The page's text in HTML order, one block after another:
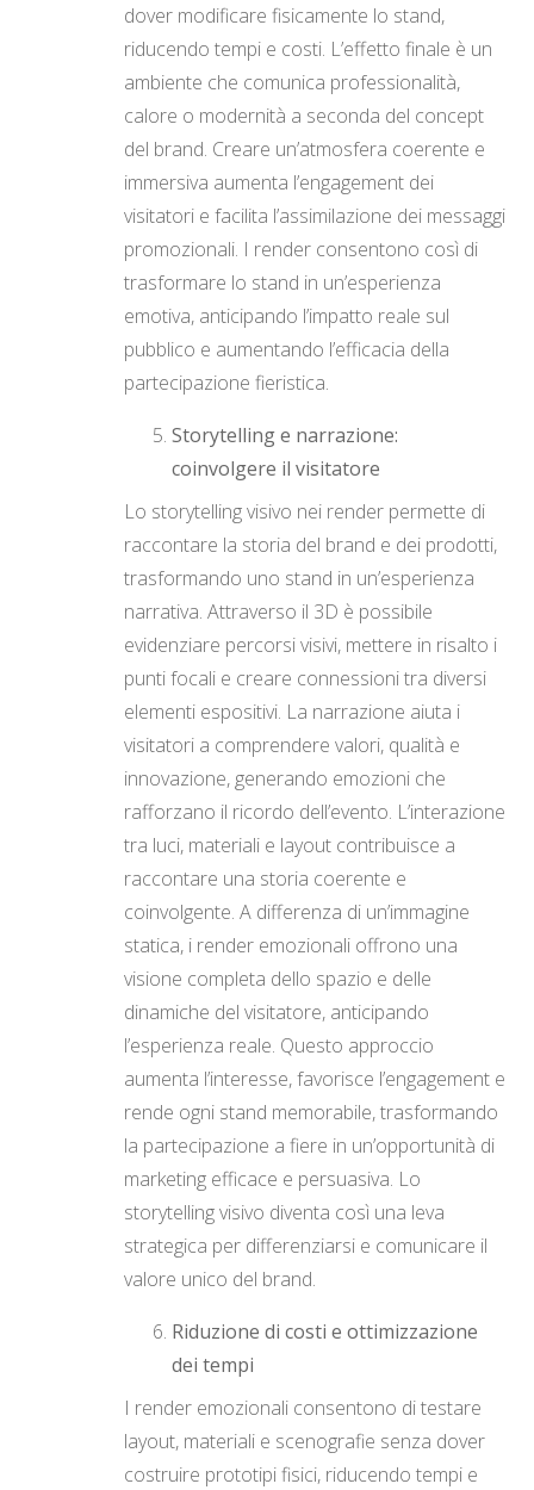
dover modificare fisicamente lo stand,
riducendo tempi e costi. L’effetto finale è un
ambiente che comunica professionalità,
calore o modernità a seconda del concept
del brand. Creare un’atmosfera coerente e
immersiva aumenta l’engagement dei
visitatori e facilita l’assimilazione dei messaggi
promozionali. I render consentono così di
trasformare lo stand in un’esperienza
emotiva, anticipando l’impatto reale sul
pubblico e aumentando l’efficacia della
partecipazione fieristica.
Storytelling e narrazione:
coinvolgere il visitatore
Lo storytelling visivo nei render permette di
raccontare la storia del brand e dei prodotti,
trasformando uno stand in un’esperienza
narrativa. Attraverso il 3D è possibile
evidenziare percorsi visivi, mettere in risalto i
punti focali e creare connessioni tra diversi
elementi espositivi. La narrazione aiuta i
visitatori a comprendere valori, qualità e
innovazione, generando emozioni che
rafforzano il ricordo dell’evento. L’interazione
tra luci, materiali e layout contribuisce a
raccontare una storia coerente e
coinvolgente. A differenza di un’immagine
statica, i render emozionali offrono una
visione completa dello spazio e delle
dinamiche del visitatore, anticipando
l’esperienza reale. Questo approccio
aumenta l’interesse, favorisce l’engagement e
rende ogni stand memorabile, trasformando
la partecipazione a fiere in un’opportunità di
marketing efficace e persuasiva. Lo
storytelling visivo diventa così una leva
strategica per differenziarsi e comunicare il
valore unico del brand.
Riduzione di costi e ottimizzazione
dei tempi
I render emozionali consentono di testare
layout, materiali e scenografie senza dover
costruire prototipi fisici, riducendo tempi e